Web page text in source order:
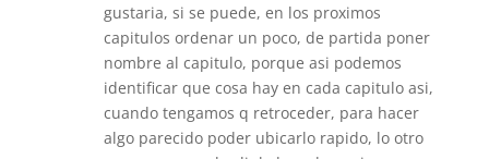
gustaria, si se puede, en los proximos
capitulos ordenar un poco, de partida poner
nombre al capitulo, porque asi podemos
identificar que cosa hay en cada capitulo asi,
cuando tengamos q retroceder, para hacer
algo parecido poder ubicarlo rapido, lo otro